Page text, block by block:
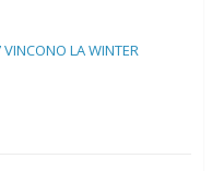
VINCONO LA WINTER